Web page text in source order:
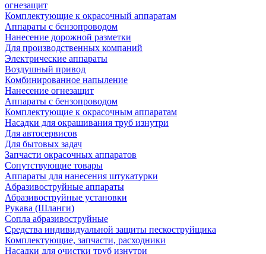
огнезащит
Комплектующие к окрасочный аппаратам
Аппараты с бензопроводом
Нанесение дорожной разметки
Для производственных компаний
Электрические аппараты
Воздушный привод
Комбинированное напыление
Нанесение огнезащит
Аппараты с бензопроводом
Комплектующие к окрасочным аппаратам
Насадки для окрашивания труб изнутри
Для автосервисов
Для бытовых задач
Запчасти окрасочных аппаратов
Сопутствующие товары
Аппараты для нанесения штукатурки
Aбразивоструйные аппараты
Абразивоструйные установки
Рукава (Шланги)
Сопла абразивоструйные
Средства индивидуальной защиты пескоструйщика
Комплектующие, запчасти, расходники
Насадки для очистки труб изнутри